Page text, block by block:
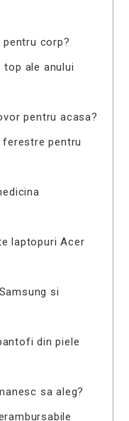
corp?
ale anului
pentru acasa?
pentru
laptopuri Acer
si
din piele
sa aleg?